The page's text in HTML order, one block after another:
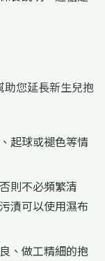
助您延長新生兒抱
起球或褪色等情
則不必頻繁清
漬可以使用濕布
、做工精細的抱